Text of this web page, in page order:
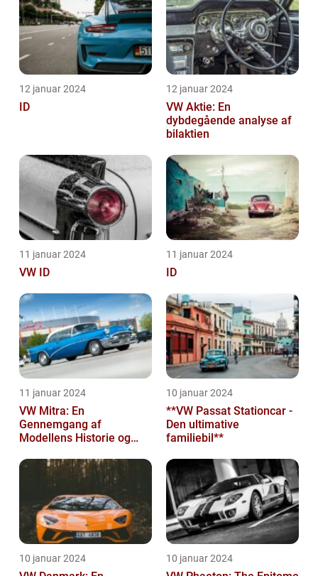
12 januar 2024
ID
12 januar 2024
VW Aktie: En
dybdegående analyse af
bilaktien
11 januar 2024
VW ID
11 januar 2024
ID
11 januar 2024
VW Mitra: En
Gennemgang af
Modellens Historie og
Bilentusiaster
10 januar 2024
**VW Passat Stationcar -
Den ultimative
familiebil**
10 januar 2024 10 januar 2024